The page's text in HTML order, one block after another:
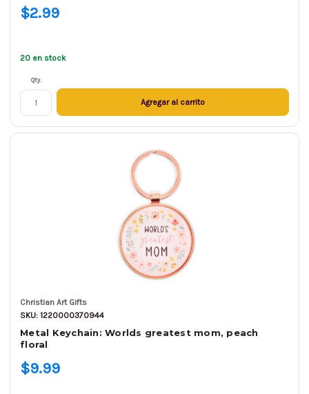
$2.99
20 en stock
Qty.
Agregar al carrito
Christian Art Gifts
SKU: 1220000370944
Metal Keychain: Worlds greatest mom, peach
floral
$9.99